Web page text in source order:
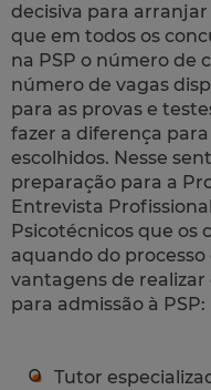
decisiva para
que em todos os
na PSP o número de
número de vagas
para as provas e
fazer a diferença
escolhidos. Nesse
preparação para a
Entrevista
Psicotécnicos que os
aquando do
vantagens de
para admissão à PSP:
Tutor